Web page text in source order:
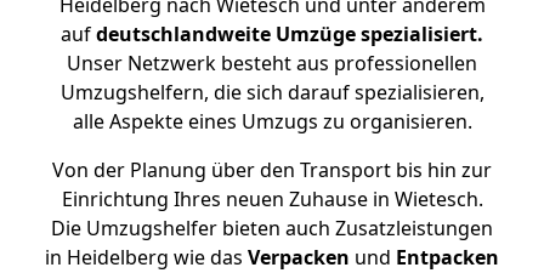
aufdeutschlandweite Umzüge spezialisiert.
Unser Netzwerk besteht aus professionellen
Umzugshelfern, die sich darauf spezialisieren,
alle Aspekte eines Umzugs zu organisieren.
Von der Planung über den Transport bis hin zur
Einrichtung Ihres neuen Zuhause in Wietesch.
Die Umzugshelfer bieten auch Zusatzleistungen
in Heidelberg wie das Verpacken und Entpacken